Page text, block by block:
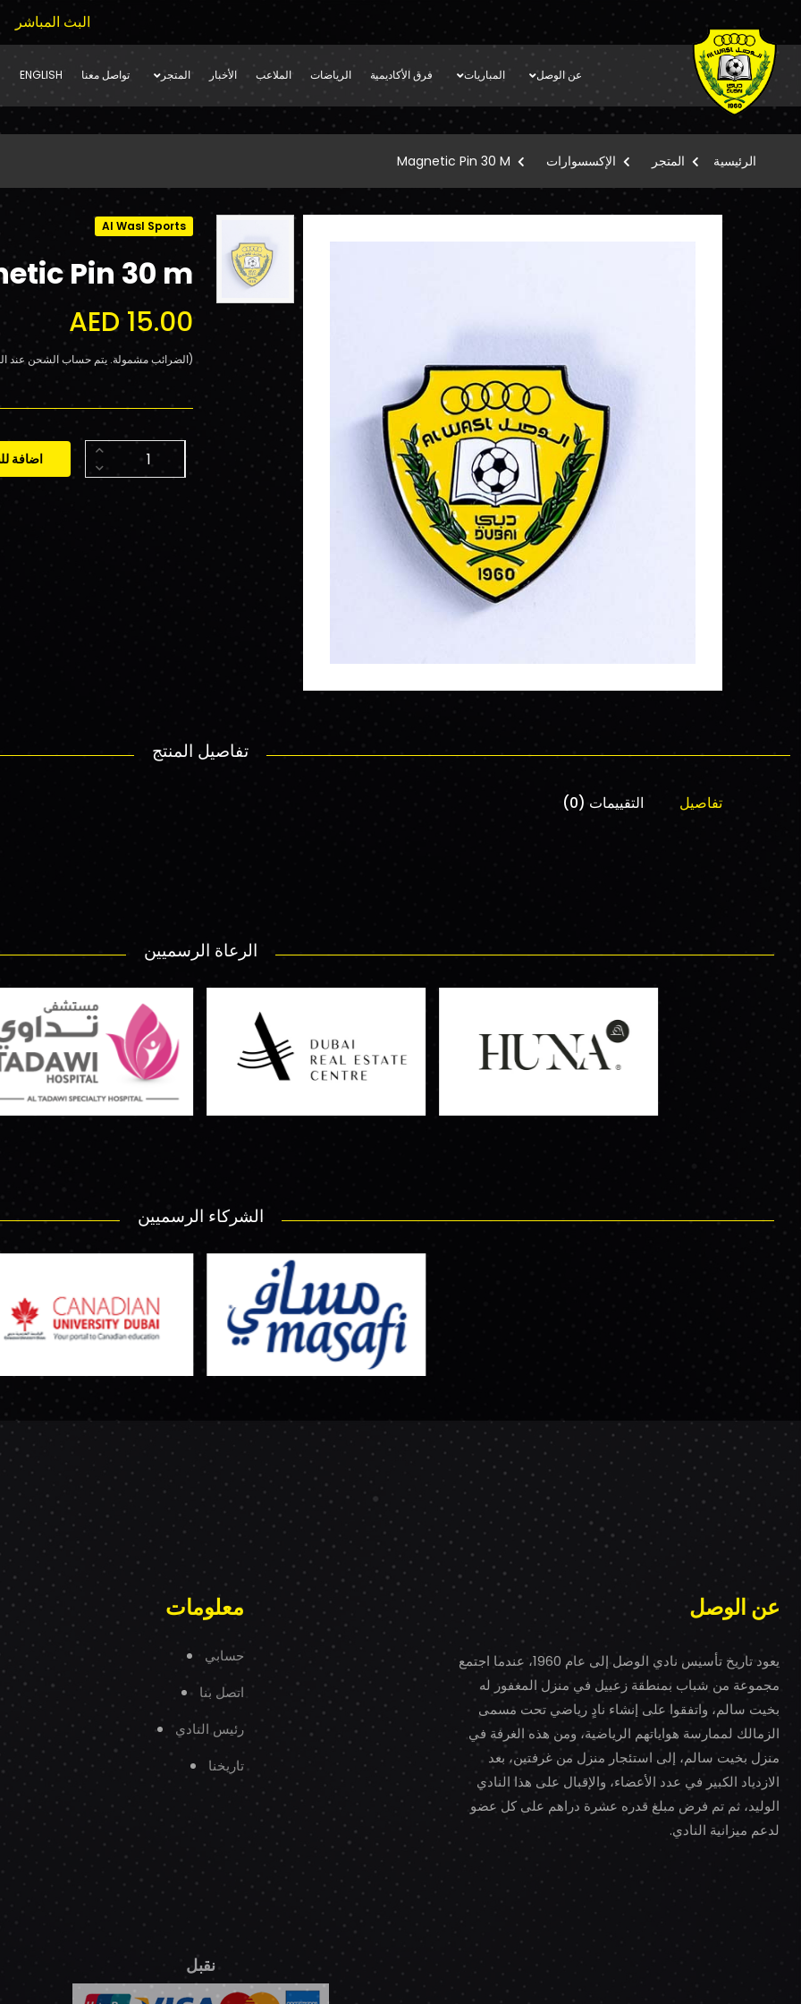
البث المباشر
عن الوصل المباريات فرق الأكاديمية الرياضات الملاعب الأخبار المتجر تواصل معنا ENGLISH
الرئيسية المتجر الإكسسوارات Magnetic Pin 30 M
Al Wasl Sports
Pin 30 m
AED 15.00
(الضرائب مشمولة. يتم حساب الشحن عند
اضافة
تفاصيل المنتج
تفاصيل التقييمات (0)
الرعاة الرسميين
الشركاء الرسميين
عن الوصل
يعود تاريخ تأسيس نادي الوصل إلى عام 1960، عندما اجتمع
مجموعة من شباب بمنطقة زعبيل في منزل المغفور له
بخيت سالم، واتفقوا على إنشاء نادٍ رياضي تحت مسمى
الزمالك لممارسة هواياتهم الرياضية، ومن هذه الغرفة في
منزل بخيت سالم، إلى استئجار منزل من غرفتين، بعد
الازدياد الكبير في عدد الأعضاء، والإقبال على هذا النادي
الوليد، ثم تم فرض مبلغ قدره عشرة دراهم على كل عضو
لدعم ميزانية النادي.
معلومات
حسابي
اتصل بنا
رئيس النادي
تاريخنا
نقبل